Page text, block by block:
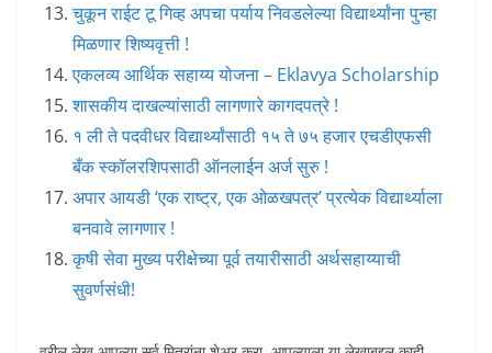
चुकून राईट टू गिव्ह अपचा पर्याय निवडलेल्या विद्यार्थ्यांना पुन्हा
मिळणार शिष्यवृत्ती !
एकलव्य आर्थिक सहाय्य योजना – Eklavya Scholarship
शासकीय दाखल्यांसाठी लागणारे कागदपत्रे !
१ ली ते पदवीधर विद्यार्थ्यांसाठी १५ ते ७५ हजार एचडीएफसी
बँक स्कॉलरशिपसाठी ऑनलाईन अर्ज सुरु !
अपार आयडी ‘एक राष्ट्र, एक ओळखपत्र’ प्रत्येक विद्यार्थ्याला
बनवावे लागणार !
कृषी सेवा मुख्य परीक्षेच्या पूर्व तयारीसाठी अर्थसहाय्याची
सुवर्णसंधी!